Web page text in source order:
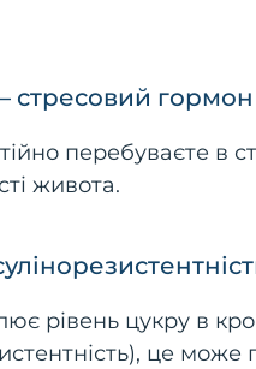
стресовий гормон
перебуваєте в
живота.
рівень цукру в
це